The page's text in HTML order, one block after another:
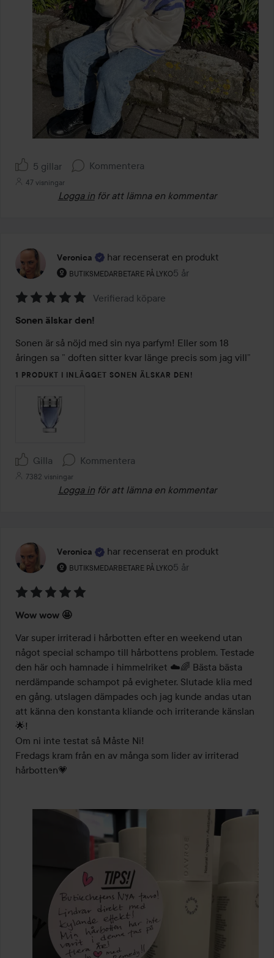
5 gillar Kommentera
47 visningar
Logga in för att lämna en kommentar
Veronica har recenserat en produkt
BUTIKSMEDARBETARE PÅ LYKO
Användarens roll: Butiksmedarbetare på Lyko.
5 år
Inlägget skapades 5 år
5
av
5
Verifierad köpare
Sonen älskar den!
Sonen är så nöjd med sin nya parfym! Eller som 18
1 PRODUKT I INLÄGGET SONEN ÄLSKAR DEN!
Gilla Kommentera
7382 visningar
Logga in för att lämna en kommentar
Veronica har recenserat en produkt
BUTIKSMEDARBETARE PÅ LYKO
Användarens roll: Butiksmedarbetare på Lyko.
5 år
Inlägget skapades 5 år
5
av
5
Wow wow 🤩
Var super irriterad i hårbotten efter en weekend utan
något special schampo till hårbottens problem. Testade
den här och hamnade i himmelriket ☁️🌈 Bästa bästa
nerdämpande schampot på evigheter. Slutade klia med
en gång, utslagen dämpades och jag kunde andas utan
att känna den konstanta kliande och irriterande känslan
🌟!
Om ni inte testat så Måste Ni!
Fredags kram från en av många som lider av irriterad
hårbotten💗